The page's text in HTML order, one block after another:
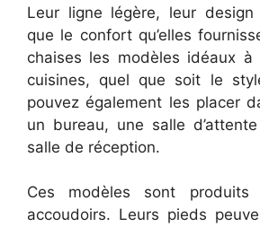
Leur ligne légère, leur
que le confort qu’elles
chaises les modèles idéaux à
cuisines, quel que soit le
pouvez également les placer
un bureau, une salle
salle de réception.
Ces modèles sont
accoudoirs. Leurs pieds